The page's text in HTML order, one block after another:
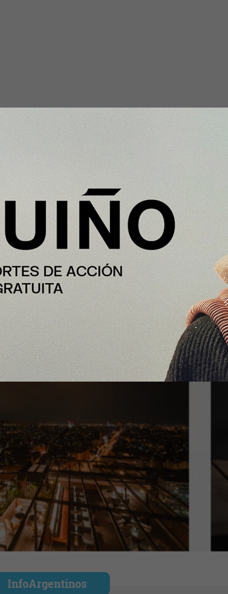
Nobu Hotel Barcelona convierte su
Rooftop en el mejor mirador de la
ciudad para vivir el eclipse solar
12 de agosto
InfoArgentinos